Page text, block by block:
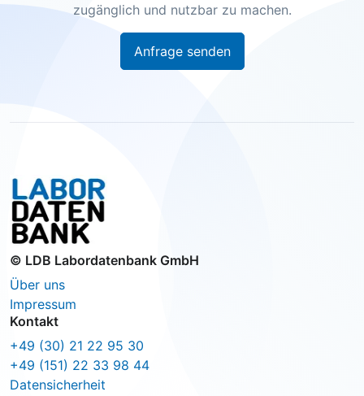
zugänglich und nutzbar zu machen.
Anfrage senden
© LDB Labordatenbank GmbH
Über uns
Impressum
Kontakt
+49 (30) 21 22 95 30
+49 (151) 22 33 98 44
Datensicherheit